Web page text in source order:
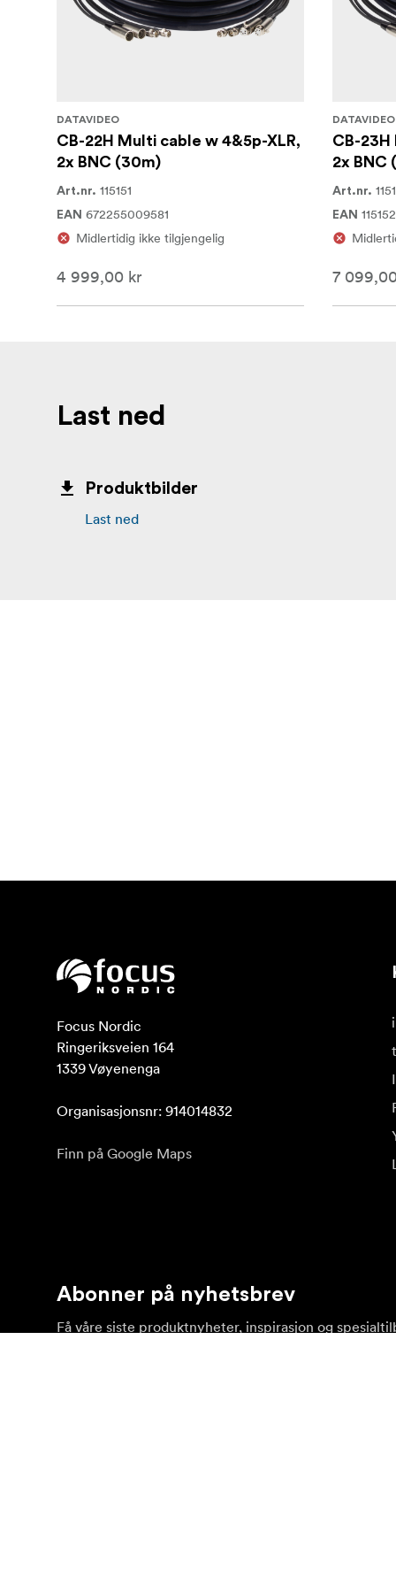
DATAVIDEO
CB-22H Multi cable w 4&5p-XLR,
2x BNC (30m)
Art.nr. 115151
EAN 672255009581
Midlertidig ikke tilgjengelig
4 999,00 kr
DATAVIDEO
CB-23H
2x BNC
Art.nr.
EAN 115152
7
Last ned
Produktbilder
Last ned
Focus Nordic
Ringeriksveien 164
1339 Vøyenenga
Organisasjonsnr: 914014832
Finn på Google Maps
Abonner på nyhetsbrev
Få våre siste produktnyheter, inspirasjon og